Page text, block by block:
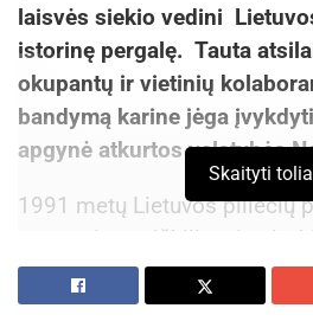
laisvės siekio vedini
istorinę pergalę. Tauta
okupantų ir vietinių
bandymą karine jėga
apgynė atkurtos valstybės
1991 metų Lietuvos piliečių
agresorių yra iškiliausias
naujausių laikų istorijoje –
taškas nepriklausomybės
Skaityti